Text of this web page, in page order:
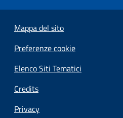
Mappa del sito
Preferenze cookie
Elenco Siti Tematici
Credits
Privacy